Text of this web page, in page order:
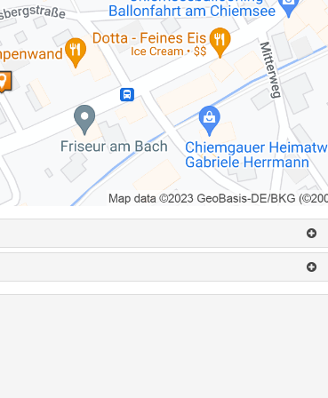
Hintergrundinformationen geben Einblicke in die Entstehung
regulären Öffnungszeiten des Rathauses kostenlos